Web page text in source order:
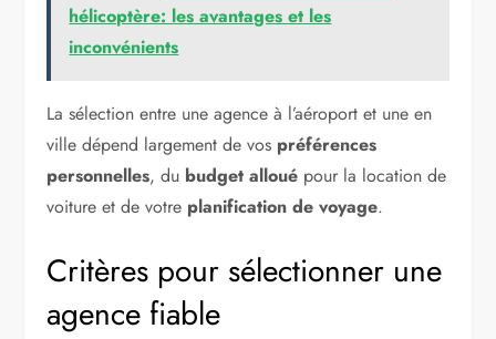
hélicoptère: les avantages et les
inconvénients
La sélection entre une agence à l’aéroport et une en
ville dépend largement de vos préférences
personnelles, du budget alloué pour la location de
voiture et de votre planification de voyage.
Critères pour sélectionner une
agence fiable